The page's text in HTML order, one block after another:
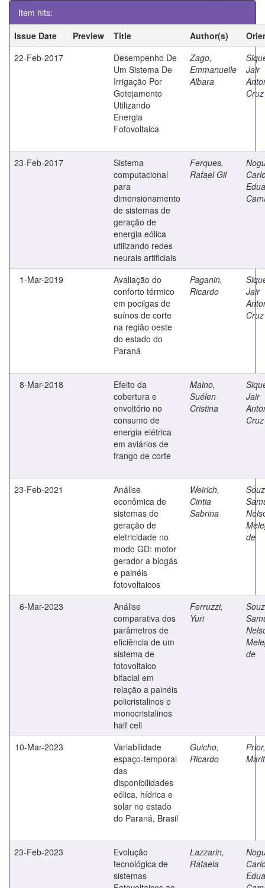
Item hits:
Issue Date
Preview Title Author(s)
22-Feb-2017
Desempenho De
Um Sistema De
Irrigação Por
Gotejamento
Utilizando
Energia
Fotovoltaica
Zago,
Emmanuelle
Albara
Jair
Cruz
23-Feb-2017
Sistema
computacional
para
dimensionamento
de sistemas de
geração de
energia eólica
utilizando redes
neurais artificiais
Ferques,
Rafael Gil
1-Mar-2019
Avaliação do
conforto térmico
em pocilgas de
suínos de corte
na região oeste
do estado do
Paraná
Paganin,
Ricardo
Jair
Cruz
8-Mar-2018
Efeito da
cobertura e
envoltório no
consumo de
energia elétrica
em aviários de
frango de corte
Maino,
Suélen
Cristina
Jair
Cruz
23-Feb-2021
Análise
econômica de
sistemas de
geração de
eletricidade no
modo GD: motor
gerador a biogás
e painéis
fotovoltaicos
Weirich,
Cintia
Sabrina
de
6-Mar-2023
Análise
comparativa dos
parâmetros de
eficiência de um
sistema de
fotovoltaico
bifacial em
relação a painéis
policristalinos e
monocristalinos
half cell
Ferruzzi,
Yuri
de
10-Mar-2023
Variabilidade
espaço-temporal
das
disponibilidades
eólica, hídrica e
solar no estado
do Paraná, Brasil
Guicho,
Ricardo
Prior,
23-Feb-2023
Evolução
tecnológica de
sistemas
Lazzarin,
Rafaela